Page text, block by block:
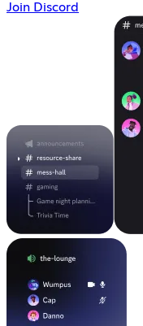
Join Discord